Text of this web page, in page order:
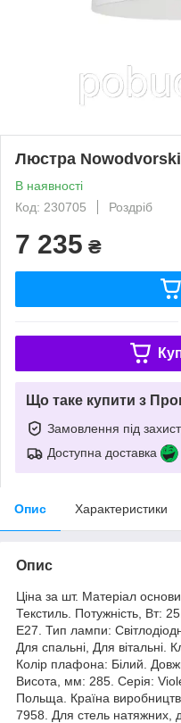
Люстра Nowodvorski
В наявності
Код: 230705
Роздріб
7 235 ₴
Що таке купити з
Замовлення під
Доступна доставка
Опис Характеристики
Опис
Ціна за шт. Матеріал
Текстиль. Потужність, Вт:
E27. Тип лампи:
Для спальні, Для вітальні.
Колір плафона: Білий.
Висота, мм: 285. Серія:
Польща. Країна
7958. Для стель натяжних,